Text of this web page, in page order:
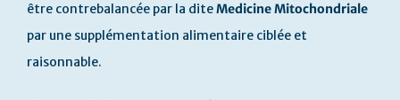
être contrebalancée par la diteMedicine Mitochondriale
par une supplémentation alimentaire ciblée et
raisonnable.